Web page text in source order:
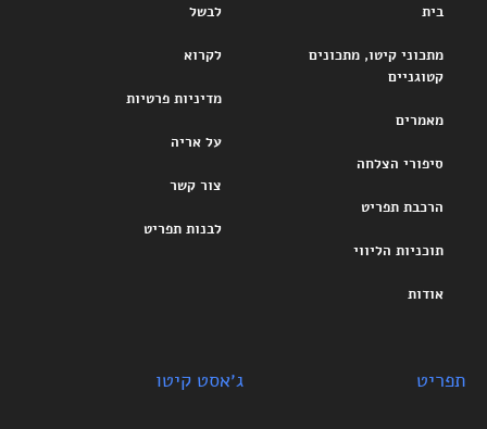
בית
מתכוני קיטו, מתכונים
קטוגניים
מאמרים
סיפורי הצלחה
הרכבת תפריט
תוכניות הליווי
אודות
לבשל
לקרוא
מדיניות פרטיות
על אריה
צור קשר
לבנות תפריט
תפריט ג׳אסט קיטו